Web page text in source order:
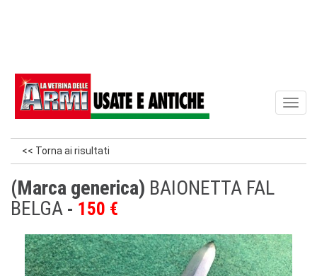
<< Torna ai risultati
(Marca generica) BAIONETTA FAL
BELGA
150 €